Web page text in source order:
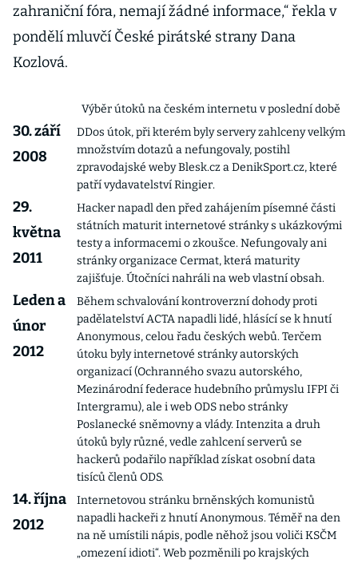
zahraniční fóra, nemají žádné informace,“ řekla v
pondělí mluvčí České pirátské strany Dana
Kozlová.
Výběr útoků na českém internetu v poslední době
30. září
2008
DDos útok, při kterém byly servery zahlceny velkým
množstvím dotazů a nefungovaly, postihl
zpravodajské weby Blesk.cz a DenikSport.cz, které
patří vydavatelství Ringier.
29.
května
2011
Hacker napadl den před zahájením písemné části
státních maturit internetové stránky s ukázkovými
testy a informacemi o zkoušce. Nefungovaly ani
stránky organizace Cermat, která maturity
zajišťuje. Útočníci nahráli na web vlastní obsah.
Leden a
únor
2012
Během schvalování kontroverzní dohody proti
padělatelství ACTA napadli lidé, hlásící se k hnutí
Anonymous, celou řadu českých webů. Terčem
útoku byly internetové stránky autorských
organizací (Ochranného svazu autorského,
Mezinárodní federace hudebního průmyslu IFPI či
Intergramu), ale i web ODS nebo stránky
Poslanecké sněmovny a vlády. Intenzita a druh
útoků byly různé, vedle zahlcení serverů se
hackerů podařilo například získat osobní data
tisíců členů ODS.
14. října
2012
Internetovou stránku brněnských komunistů
napadli hackeři z hnutí Anonymous. Téměř na den
na ně umístili nápis, podle něhož jsou voliči KSČM
„omezení idioti“. Web pozměnili po krajských